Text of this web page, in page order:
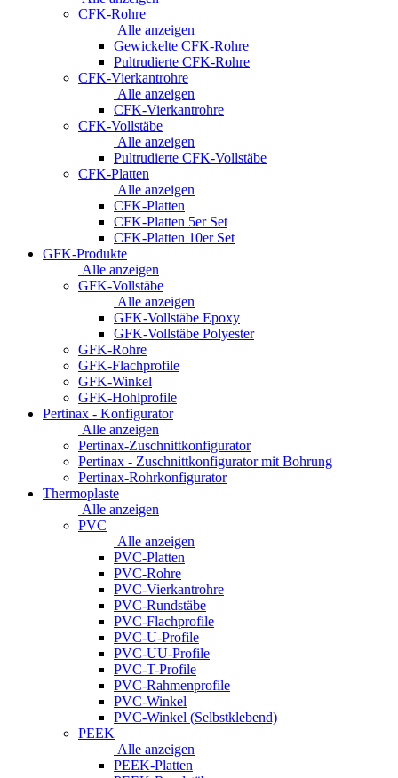
CFK-Rohre
Alle anzeigen
Gewickelte CFK-Rohre
Pultrudierte CFK-Rohre
CFK-Vierkantrohre
Alle anzeigen
CFK-Vierkantrohre
CFK-Vollstäbe
Alle anzeigen
Pultrudierte CFK-Vollstäbe
CFK-Platten
Alle anzeigen
CFK-Platten
CFK-Platten 5er Set
CFK-Platten 10er Set
GFK-Produkte
Alle anzeigen
GFK-Vollstäbe
Alle anzeigen
GFK-Vollstäbe Epoxy
GFK-Vollstäbe Polyester
GFK-Rohre
GFK-Flachprofile
GFK-Winkel
GFK-Hohlprofile
Pertinax - Konfigurator
Alle anzeigen
Pertinax-Zuschnittkonfigurator
Pertinax - Zuschnittkonfigurator mit Bohrung
Pertinax-Rohrkonfigurator
Thermoplaste
Alle anzeigen
PVC
Alle anzeigen
PVC-Platten
PVC-Rohre
PVC-Vierkantrohre
PVC-Rundstäbe
PVC-Flachprofile
PVC-U-Profile
PVC-UU-Profile
PVC-T-Profile
PVC-Rahmenprofile
PVC-Winkel
PVC-Winkel (Selbstklebend)
PEEK
Alle anzeigen
PEEK-Platten